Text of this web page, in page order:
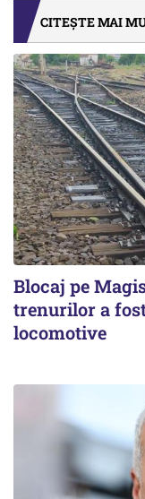
CITEȘTE MAI
Blocaj pe
trenurilor a
locomotive